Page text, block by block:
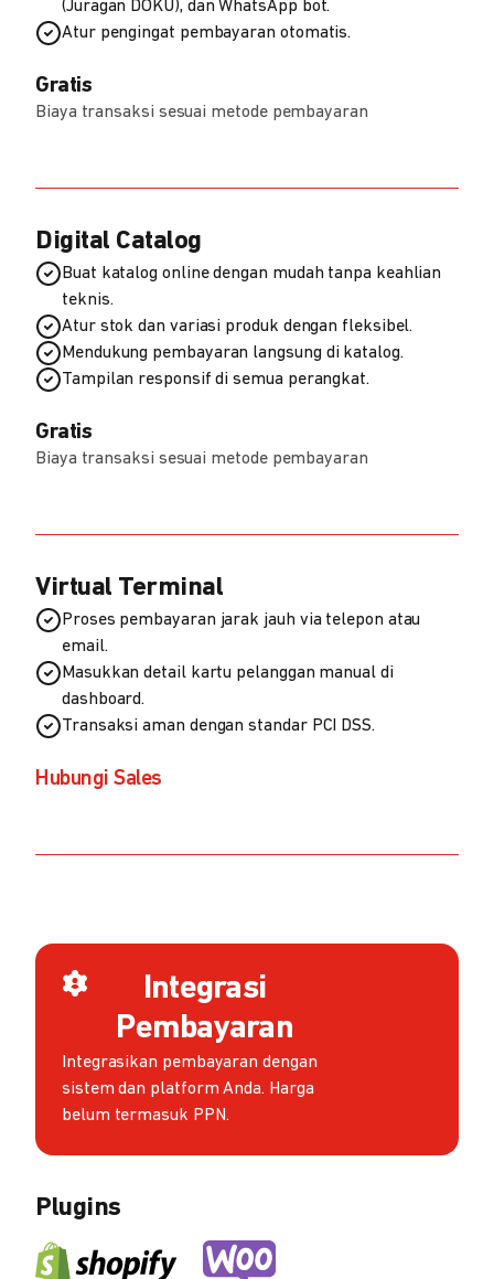
(Juragan DOKU), dan WhatsApp bot.
Atur pengingat pembayaran otomatis.
Gratis
Biaya transaksi sesuai metode pembayaran
Digital Catalog
Buat katalog online dengan mudah tanpa keahlian
teknis.
Atur stok dan variasi produk dengan fleksibel.
Mendukung pembayaran langsung di katalog.
Tampilan responsif di semua perangkat.
Gratis
Biaya transaksi sesuai metode pembayaran
Virtual Terminal
Proses pembayaran jarak jauh via telepon atau
email.
Masukkan detail kartu pelanggan manual di
dashboard.
Transaksi aman dengan standar PCI DSS.
Hubungi Sales
Integrasi
Pembayaran
Integrasikan pembayaran dengan
sistem dan platform Anda. Harga
belum termasuk PPN.
Plugins